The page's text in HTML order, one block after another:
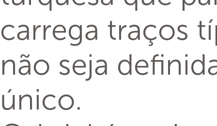
carrega traços
não seja
único.